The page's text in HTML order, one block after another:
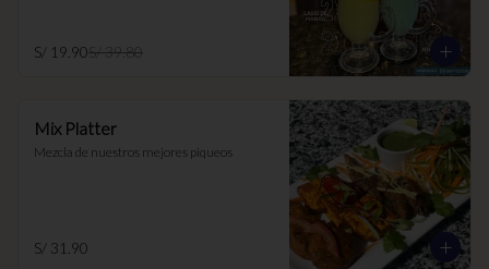
picante y es muy buen digestivo.
S/ 19.90S/ 39.80
Mix Platter
Mezcla de nuestros mejores piqueos
S/ 31.90